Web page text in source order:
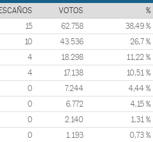
ESCAÑOS VOTOS %
15 62.758 38,49 %
10 43.536 26,7 %
4 18.298 11,22 %
4 17.138 10,51 %
0 7.244 4,44 %
0 6.772 4,15 %
0 2.140 1,31 %
0 1.193 0,73 %